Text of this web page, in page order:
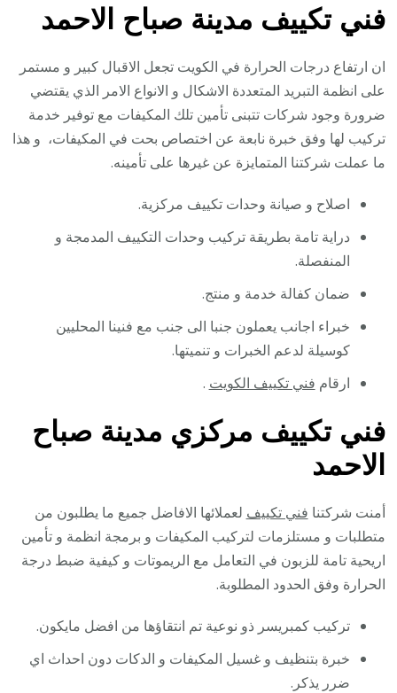
فني تكييف مدينة صباح الاحمد
ان ارتفاع درجات الحرارة في الكويت تجعل الاقبال كبير و مستمر
على انظمة التبريد المتعددة الاشكال و الانواع الامر الذي يقتضي
ضرورة وجود شركات تتبنى تأمين تلك المكيفات مع توفير خدمة
تركيب لها وفق خبرة نابعة عن اختصاص بحت في المكيفات، و هذا
ما عملت شركتنا المتمايزة عن غيرها على تأمينه.
اصلاح و صيانة وحدات تكييف مركزية.
دراية تامة بطريقة تركيب وحدات التكييف المدمجة و
المنفصلة.
ضمان كفالة خدمة و منتج.
خبراء اجانب يعملون جنبا الى جنب مع فنينا المحليين
كوسيلة لدعم الخبرات و تنميتها.
ارقام فني تكييف الكويت .
فني تكييف مركزي مدينة صباح
الاحمد
أمنت شركتنا فني تكييف لعملائها الافاضل جميع ما يطلبون من
متطلبات و مستلزمات لتركيب المكيفات و برمجة انظمة و تأمين
اريحية تامة للزبون في التعامل مع الريموتات و كيفية ضبط درجة
الحرارة وفق الحدود المطلوبة.
تركيب كمبريسر ذو نوعية تم انتقاؤها من افضل مايكون.
خبرة بتنظيف و غسيل المكيفات و الدكات دون احداث اي
ضرر يذكر.